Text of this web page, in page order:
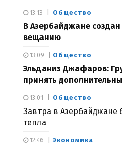
Общество
В Азербайджане
вещанию
13:13
Общество
Эльданиз Джафаров:
принять
13:09
Общество
Завтра в Азербайджане
тепла
13:01
Экономика
12:46